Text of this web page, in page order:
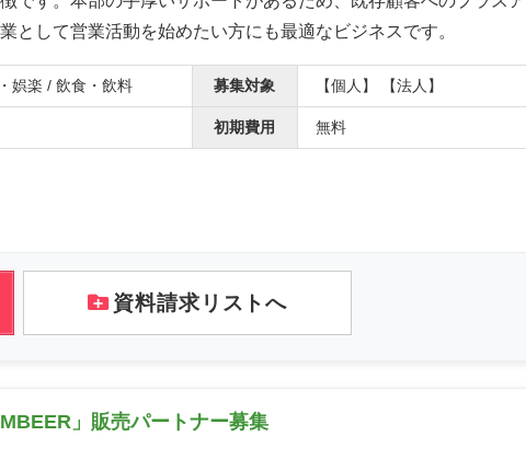
として営業活動を始めたい方にも最適なビジネスです。
娯楽 / 飲食・飲料 募集対象 【個人】 【法人】
初期費用 無料
資料請求リストへ
」販売パートナー募集